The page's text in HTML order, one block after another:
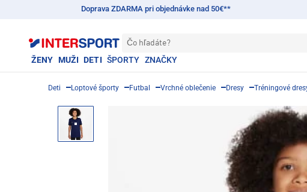
Doprava ZDARMA pri objednávke nad 50€**
Čo hľadáte?
ŽENY MUŽI DETI ŠPORTY ZNAČKY
Deti Loptové športy Futbal Vrchné oblečenie Dresy Tréningové